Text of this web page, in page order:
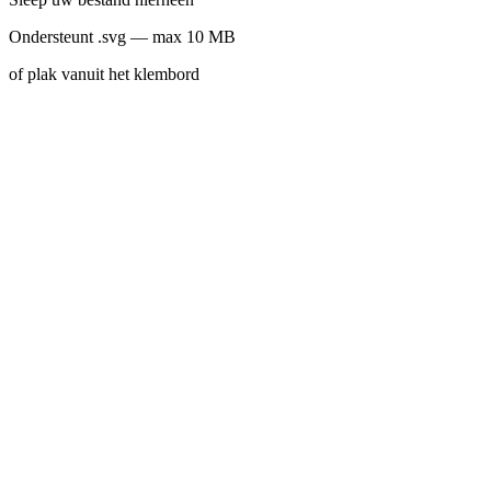
Ondersteunt .svg — max 10 MB
of plak vanuit het klembord